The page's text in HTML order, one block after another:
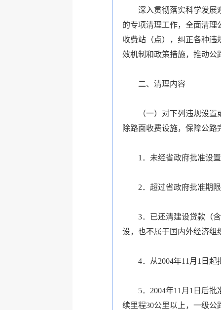
深入贯彻落实科学发展观
的专项清理工作，全面清理
收费站（点），纠正各种违
效机制和政策措施，推动公
二、清理内容
（一）对下列违规设置或
除路面收费设施，保障公路
1．未经省政府批准设置
2．超过省政府批准期限
3．已还清建设贷款（含
设，也不属于国内外经济组
4．从2004年11月1日起
5．2004年11月1日后批
续里程30公里以上，一级公